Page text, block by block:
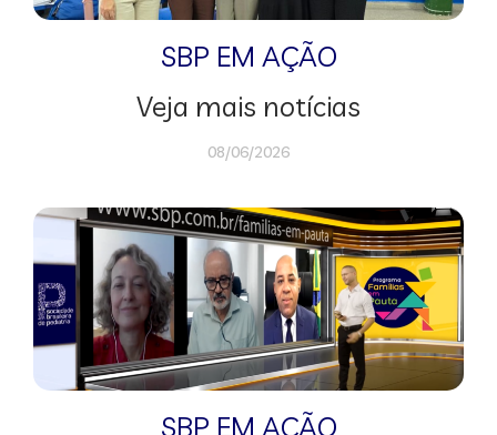
SBP EM AÇÃO
Veja mais notícias
08/06/2026
SBP EM AÇÃO